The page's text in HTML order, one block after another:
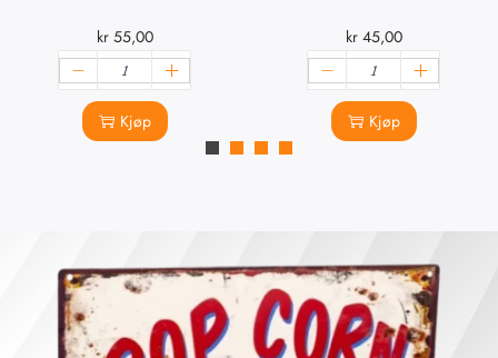
kr55,00
Kjøp
kr45,00
Kjøp